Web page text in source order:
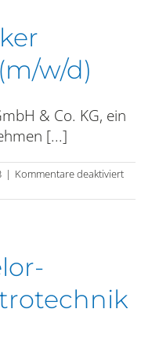
w/d)
& Co. KG, ein
[...]
| Kommentare deaktiviertfür